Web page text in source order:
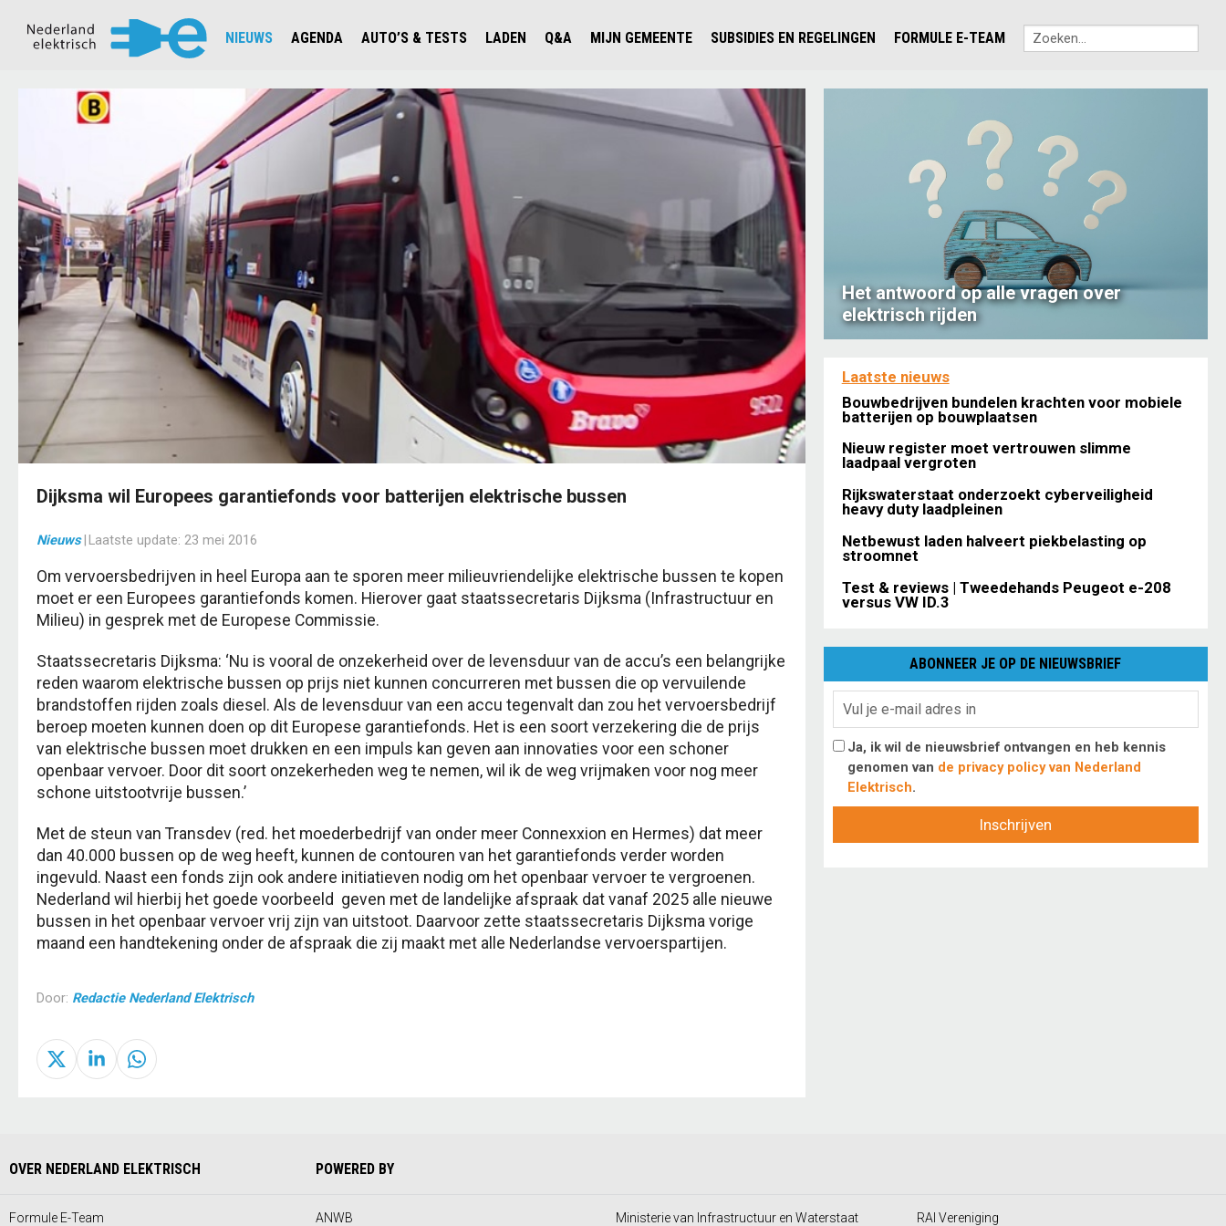
NIEUWS
CIJFERS EN STATISTIEKEN EV'S IN NEDERLAND
AANMELDEN NIEUWSBRIEF
AGENDA
AUTO’S & TESTS
AUTOTESTS
JOUW VOLGENDE AUTO ELEKTRISCH?
LADEN
LADEN IN HET BUITENLAND
Q&A
KOSTEN & MODELLEN
VEILIGHEID
AUTODELEN
MIJN GEMEENTE
KENNISLOKET GEMEENTEN
SUBSIDIES EN REGELINGEN FORMULE E-TEAM
Dijksma wil Europees garantiefonds voor batterijen elektrische bussen
Nieuws|Laatste update: 23 mei 2016
Om vervoersbedrijven in heel Europa aan te sporen meer milieuvriendelijke elektrische bussen te kopen
moet er een Europees garantiefonds komen. Hierover gaat staatssecretaris Dijksma (Infrastructuur en
Milieu) in gesprek met de Europese Commissie.
Staatssecretaris Dijksma: ‘Nu is vooral de onzekerheid over de levensduur van de accu’s een belangrijke
reden waarom elektrische bussen op prijs niet kunnen concurreren met bussen die op vervuilende
brandstoffen rijden zoals diesel. Als de levensduur van een accu tegenvalt dan zou het vervoersbedrijf
beroep moeten kunnen doen op dit Europese garantiefonds. Het is een soort verzekering die de prijs
van elektrische bussen moet drukken en een impuls kan geven aan innovaties voor een schoner
openbaar vervoer. Door dit soort onzekerheden weg te nemen, wil ik de weg vrijmaken voor nog meer
schone uitstootvrije bussen.’
Met de steun van Transdev (red. het moederbedrijf van onder meer Connexxion en Hermes) dat meer
dan 40.000 bussen op de weg heeft, kunnen de contouren van het garantiefonds verder worden
ingevuld. Naast een fonds zijn ook andere initiatieven nodig om het openbaar vervoer te vergroenen.
Nederland wil hierbij het goede voorbeeld geven met de landelijke afspraak dat vanaf 2025 alle nieuwe
bussen in het openbaar vervoer vrij zijn van uitstoot. Daarvoor zette staatssecretaris Dijksma vorige
maand een handtekening onder de afspraak die zij maakt met alle Nederlandse vervoerspartijen.
Door: Redactie Nederland Elektrisch
Het antwoord op alle vragen over
elektrisch rijden
Laatste nieuws
Bouwbedrijven bundelen krachten voor mobiele
batterijen op bouwplaatsen
Nieuw register moet vertrouwen slimme
laadpaal vergroten
Rijkswaterstaat onderzoekt cyberveiligheid
heavy duty laadpleinen
Netbewust laden halveert piekbelasting op
stroomnet
Test & reviews | Tweedehands Peugeot e-208
versus VW ID.3
ABONNEER JE OP DE NIEUWSBRIEF
Ja, ik wil de nieuwsbrief ontvangen en heb kennis
genomen van de privacy policy van Nederland
Elektrisch.
Inschrijven
OVER NEDERLAND ELEKTRISCH
Formule E-Team
POWERED BY
ANWB Ministerie van Infrastructuur en Waterstaat RAI Vereniging